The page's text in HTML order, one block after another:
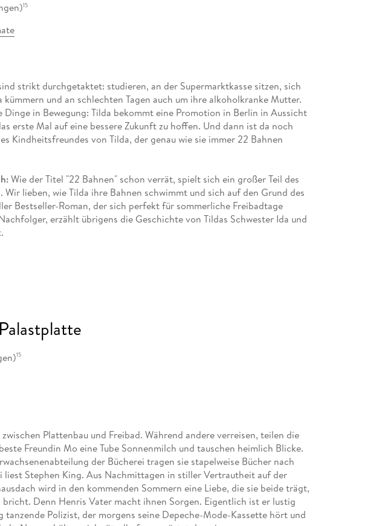
)15
strikt durchgetaktet: studieren, an der Supermarktkasse sitzen, sich
kümmern und an schlechten Tagen auch um ihre alkoholkranke Mutter.
Dinge in Bewegung: Tilda bekommt eine Promotion in Berlin in Aussicht
erste Mal auf eine bessere Zukunft zu hoffen. Und dann ist da noch
Kindheitsfreundes von Tilda, der genau wie sie immer 22 Bahnen
Wie der Titel "22 Bahnen" schon verrät, spielt sich ein großer Teil des
Wir lieben, wie Tilda ihre Bahnen schwimmt und sich auf den Grund des
Bestseller-Roman, der sich perfekt für sommerliche Freibadtage
erzählt übrigens die Geschichte von Tildas Schwester Ida und
)15
Plattenbau und Freibad. Während andere verreisen, teilen die
Freundin Mo eine Tube Sonnenmilch und tauschen heimlich Blicke.
der Bücherei tragen sie stapelweise Bücher nach
liest Stephen King. Aus Nachmittagen in stiller Vertrautheit auf der
wird in den kommenden Sommern eine Liebe, die sie beide trägt,
bricht. Denn Henris Vater macht ihnen Sorgen. Eigentlich ist er lustig
tanzende Polizist, der morgens seine Depeche-Mode-Kassette hört und